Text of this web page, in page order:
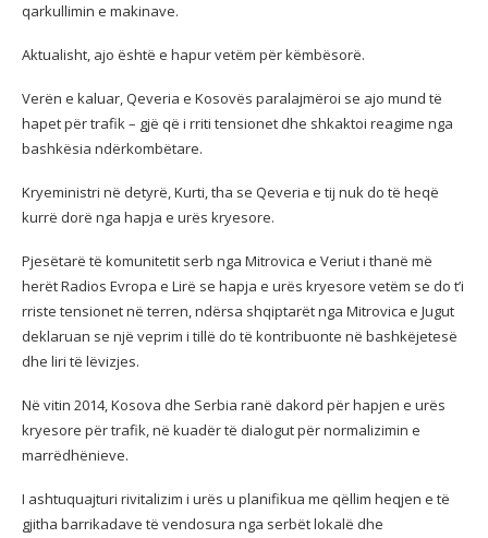
qarkullimin e makinave.
Aktualisht, ajo është e hapur vetëm për këmbësorë.
Verën e kaluar, Qeveria e Kosovës paralajmëroi se ajo mund të
hapet për trafik – gjë që i rriti tensionet dhe shkaktoi reagime nga
bashkësia ndërkombëtare.
Kryeministri në detyrë, Kurti, tha se Qeveria e tij nuk do të heqë
kurrë dorë nga hapja e urës kryesore.
Pjesëtarë të komunitetit serb nga Mitrovica e Veriut i thanë më
herët Radios Evropa e Lirë se hapja e urës kryesore vetëm se do t’i
rriste tensionet në terren, ndërsa shqiptarët nga Mitrovica e Jugut
deklaruan se një veprim i tillë do të kontribuonte në bashkëjetesë
dhe liri të lëvizjes.
Në vitin 2014, Kosova dhe Serbia ranë dakord për hapjen e urës
kryesore për trafik, në kuadër të dialogut për normalizimin e
marrëdhënieve.
I ashtuquajturi rivitalizim i urës u planifikua me qëllim heqjen e të
gjitha barrikadave të vendosura nga serbët lokalë dhe